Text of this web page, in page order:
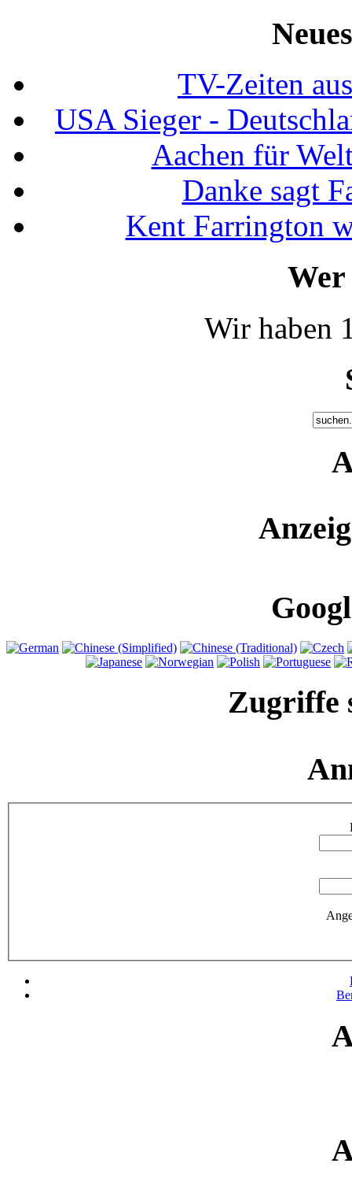
TV-Zeiten
USA Sieger -
Aachen für
Danke sagt
Kent Farrington
Wir haben
Zugriffe